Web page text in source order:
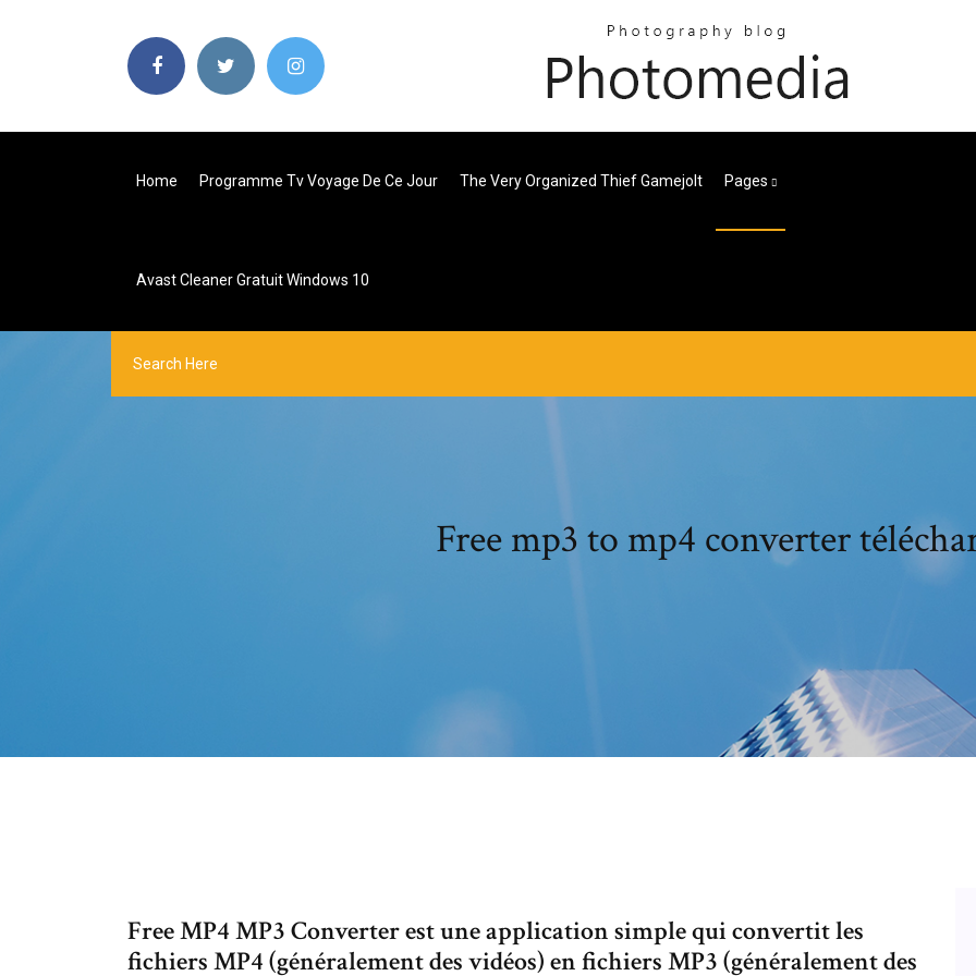
Home Programme Tv Voyage De Ce Jour The Very Organized Thief Gamejolt Pages
Avast Cleaner Gratuit Windows 10
Free mp3 to mp4 converter
Free MP4 MP3 Converter est une application simple qui convertit les
fichiers MP4 (généralement des vidéos) en fichiers MP3 (généralement des